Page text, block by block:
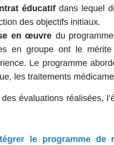
éducatif dans lequel
des objectifs initiaux.
en œuvre du
en groupe ont le
Le programme
les traitements
évaluations réalisées,
le programme